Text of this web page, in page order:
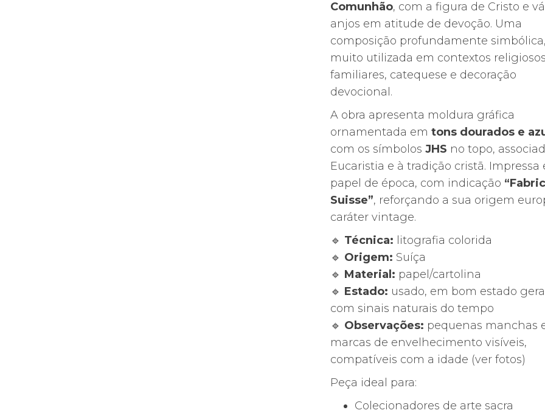
Comunhão, com a figura de Cristo e
anjos em atitude de devoção. Uma
composição profundamente
muito utilizada em contextos
familiares, catequese e decoração
devocional.
A obra apresenta moldura gráfica
ornamentada em tons dourados e
com os símbolos JHS no topo,
Eucaristia e à tradição cristã. Impressa
papel de época, com indicação
Suisse”, reforçando a sua origem
caráter vintage.
🔹 Técnica: litografia colorida
🔹 Origem: Suíça
🔹 Material: papel/cartolina
🔹 Estado: usado, em bom estado
com sinais naturais do tempo
🔹 Observações: pequenas manchas
marcas de envelhecimento visíveis,
compatíveis com a idade (ver fotos)
Peça ideal para:
Colecionadores de arte sacra